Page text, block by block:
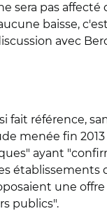
sera pas affecté
baisse,
avec
fait référence,
menée fin
ayant
établissements
une offre
publics".